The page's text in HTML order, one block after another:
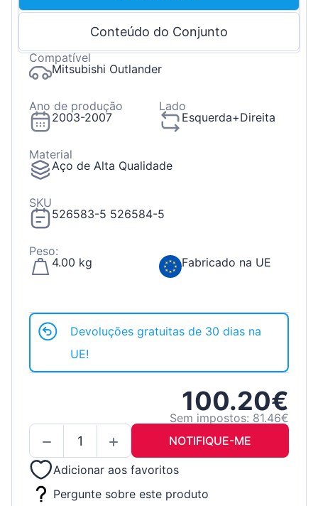
Conteúdo do Conjunto
Compatível
Mitsubishi Outlander
Ano de produção
2003-2007
Lado
Esquerda+Direita
Material
Aço de Alta Qualidade
SKU
526583-5 526584-5
Peso:
4.00 kg
Fabricado na UE
Devoluções gratuitas de 30 dias na
UE!
100.20€
Sem impostos: 81.46€
NOTIFIQUE-ME
Adicionar aos favoritos
Pergunte sobre este produto